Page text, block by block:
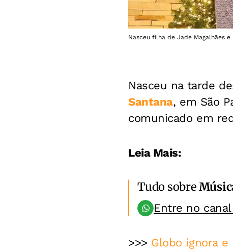
Nasceu filha de Jade Magalhães
Nasceu na tarde
Santana, em São
comunicado em
Leia Mais:
Tudo sobre
Entre no
>>> Globo ignora